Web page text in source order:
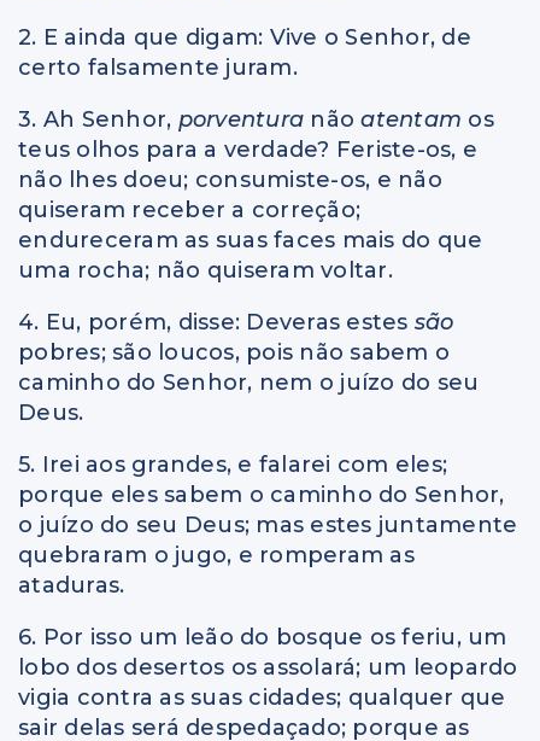
2. E ainda que digam: Vive o Senhor, de
certo falsamente juram.
3. Ah Senhor, porventura nãoatentam os
teus olhos para a verdade? Feriste-os, e
não lhes doeu; consumiste-os, e não
quiseram receber a correção;
endureceram as suas faces mais do que
uma rocha; não quiseram voltar.
4. Eu, porém, disse: Deveras estes são
pobres; são loucos, pois não sabem o
caminho do Senhor, nem o juízo do seu
Deus.
5. Irei aos grandes, e falarei com eles;
porque eles sabem o caminho do Senhor,
o juízo do seu Deus; mas estes juntamente
quebraram o jugo, e romperam as
ataduras.
6. Por isso um leão do bosque os feriu, um
lobo dos desertos os assolará; um leopardo
vigia contra as suas cidades; qualquer que
sair delas será despedaçado; porque as